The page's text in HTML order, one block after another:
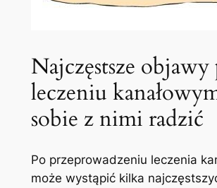
Najczęstsze objawy
leczeniu
sobie z nimi radzić
Po przeprowadzeniu leczenia
może⁣ wystąpić kilka